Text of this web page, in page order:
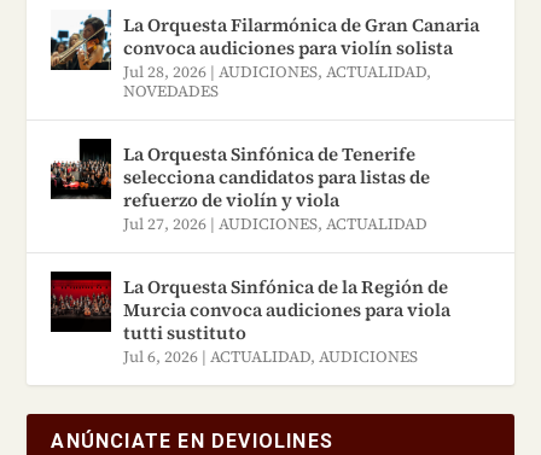
La Orquesta Filarmónica de Gran Canaria
convoca audiciones para violín solista
Jul 28, 2026 |AUDICIONES,ACTUALIDAD,
NOVEDADES
La Orquesta Sinfónica de Tenerife
selecciona candidatos para listas de
refuerzo de violín y viola
Jul 27, 2026 |AUDICIONES,ACTUALIDAD
La Orquesta Sinfónica de la Región de
Murcia convoca audiciones para viola
tutti sustituto
Jul 6, 2026 |ACTUALIDAD,AUDICIONES
ANÚNCIATE EN DEVIOLINES